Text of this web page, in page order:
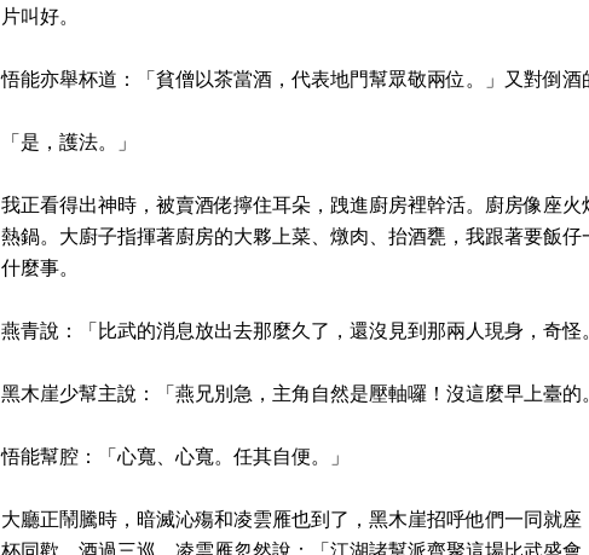
片叫好。
悟能亦舉杯道：「貧僧以茶當酒，代表地門幫眾敬兩位。」又對倒
「是，護法。」
我正看得出神時，被賣酒佬擰住耳朵，跩進廚房裡幹活。廚房像座
熱鍋。大廚子指揮著廚房的大夥上菜、燉肉、抬酒甕，我跟著要飯
什麼事。
燕青說：「比武的消息放出去那麼久了，還沒見到那兩人現身，奇怪
黑木崖少幫主說：「燕兄別急，主角自然是壓軸囉！沒這麼早上臺的
悟能幫腔：「心寬、心寬。任其自便。」
大廳正鬧騰時，暗滅沁殤和凌雲雁也到了，黑木崖招呼他們一同就